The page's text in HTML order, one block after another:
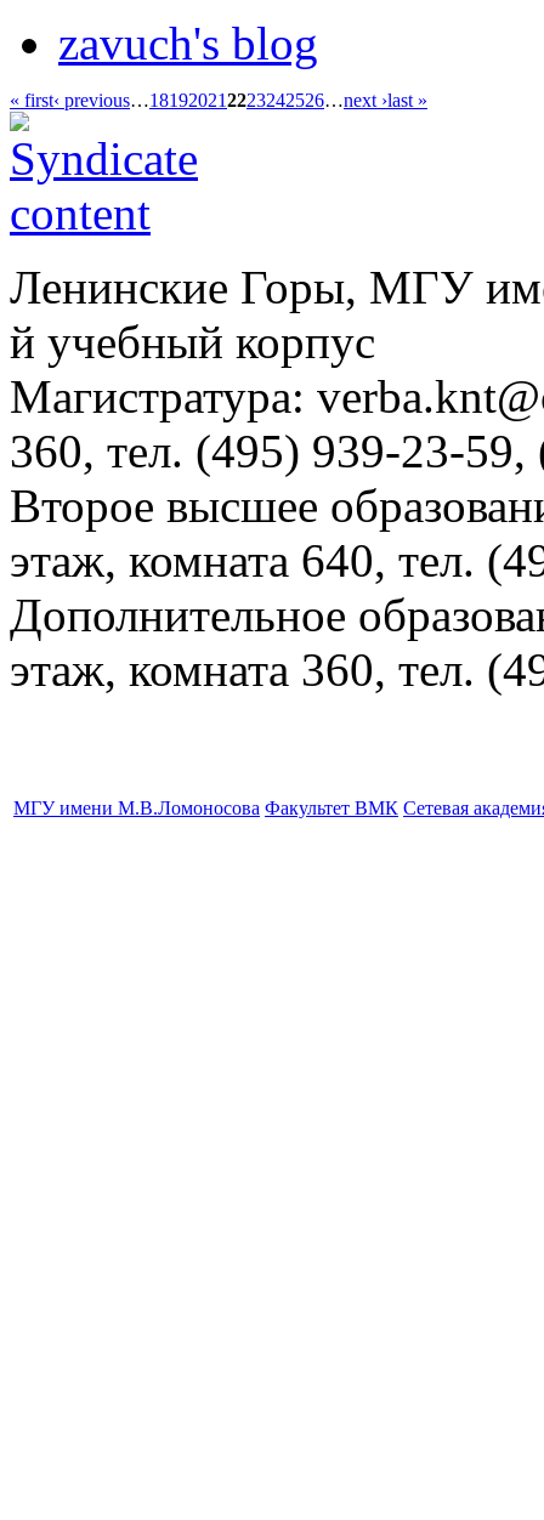
zavuch's blog
« first‹ previous…181920212223242526…next ›last »
Ленинские Горы, МГУ
й учебный корпус
Магистратура:
360, тел. (495) 939-23-
Второе высшее
этаж, комната 640, тел.
Дополнительное
этаж, комната 360, тел.
МГУ имени М.В.Ломоносова Факультет ВМК Сетевая